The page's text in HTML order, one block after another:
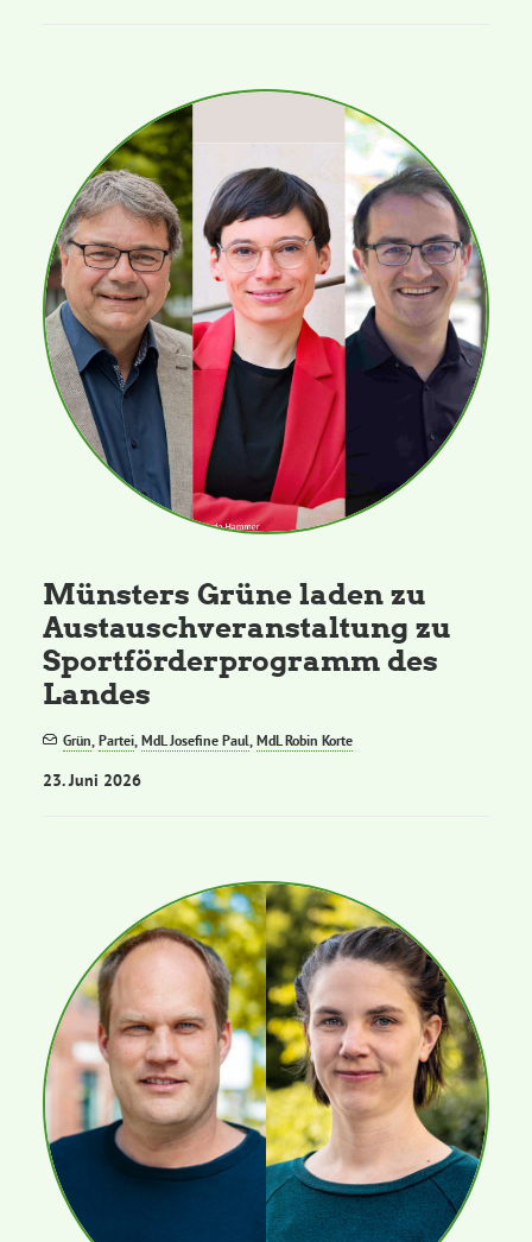
Münsters Grüne laden zu
Austauschveranstaltung zu
Sportförderprogramm des
Landes
Grün,Partei,MdL Josefine Paul,MdL Robin Korte
23. Juni 2026